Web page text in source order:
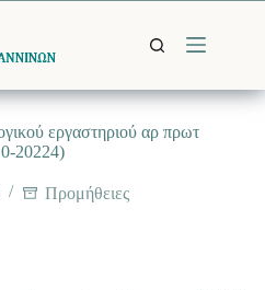
εργαστηριού αρ πρωτ
20224)
Προμήθειες